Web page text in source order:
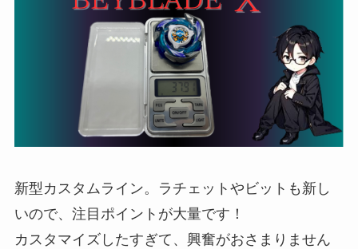
新型カスタムライン。ラチェットやビットも新し
いので、注目ポイントが大量です！
カスタマイズしたすぎて、興奮がおさまりません